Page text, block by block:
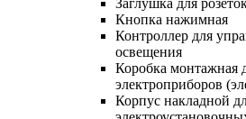
Кнопка нажимная
Контроллер для
освещения
Коробка монтажная
электроприборов
Корпус накладной